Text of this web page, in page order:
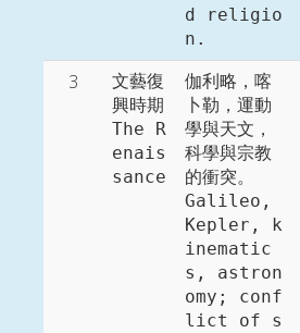
d religio
n.
3
文藝復
興時期
The R
enais
sance
伽利略，喀
卜勒，運動
學與天文，
科學與宗教
的衝突。
Galileo,
Kepler, k
inematic
s, astron
omy; conf
lict of s